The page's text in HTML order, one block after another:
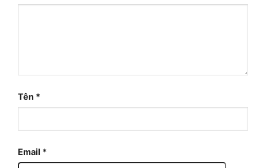
Tên *
Email *